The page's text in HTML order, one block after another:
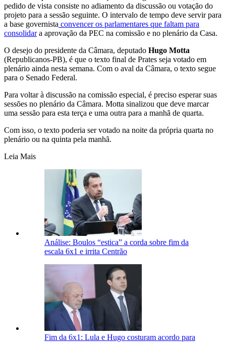
pedido de vista consiste no adiamento da discussão ou votação do
projeto para a sessão seguinte. O intervalo de tempo deve servir para
a base governista convencer os parlamentares que faltam para
consolidara aprovação da PEC na comissão e no plenário da Casa.
O desejo do presidente da Câmara, deputado Hugo Motta
(Republicanos-PB), é que o texto final de Prates seja votado em
plenário ainda nesta semana. Com o aval da Câmara, o texto segue
para o Senado Federal.
Para voltar à discussão na comissão especial, é preciso esperar suas
sessões no plenário da Câmara. Motta sinalizou que deve marcar
uma sessão para esta terça e uma outra para a manhã de quarta.
Com isso, o texto poderia ser votado na noite da própria quarta no
plenário ou na quinta pela manhã.
Leia Mais
Análise: Boulos “estica” a corda sobre fim da
escala 6x1 e irrita Centrão
Fim da 6x1: Lula e Hugo costuram acordo para